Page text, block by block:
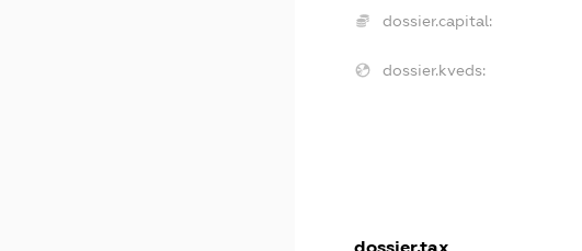
dossier.capital:
dossier.kveds: